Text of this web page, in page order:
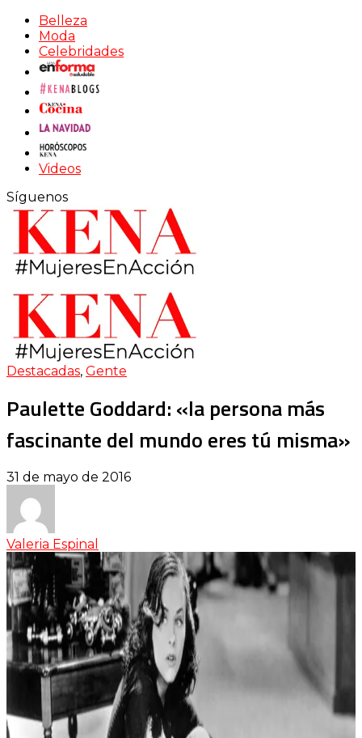
Belleza
Moda
Celebridades
Videos
Síguenos
Destacadas, Gente
Paulette Goddard: «la persona más
fascinante del mundo eres tú misma»
31 de mayo de 2016
Valeria Espinal